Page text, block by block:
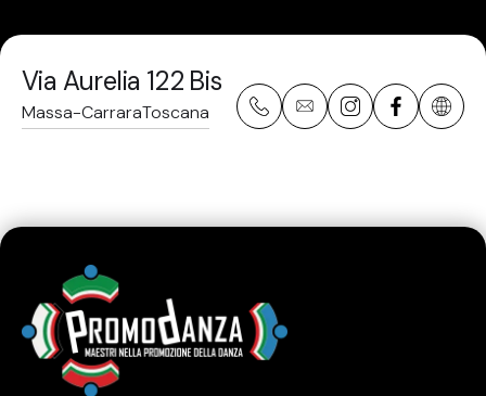
Via Aurelia 122 Bis
Massa-CarraraToscana